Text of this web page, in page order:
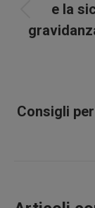
post
e la
Consigli